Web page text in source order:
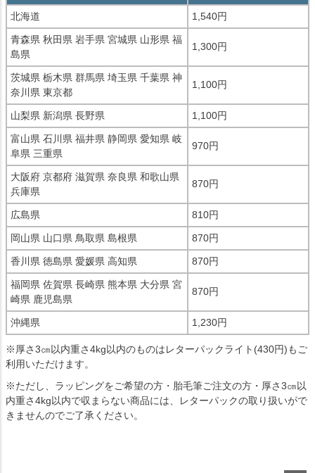
北海道 1,540円
青森県 秋田県 岩手県 宮城県 山形県 福
島県
1,300円
茨城県 栃木県 群馬県 埼玉県 千葉県 神
奈川県 東京都
1,100円
山梨県 新潟県 長野県 1,100円
富山県 石川県 福井県 静岡県 愛知県 岐
阜県 三重県
970円
大阪府 京都府 滋賀県 奈良県 和歌山県
兵庫県
870円
広島県 810円
岡山県 山口県 鳥取県 島根県 870円
香川県 徳島県 愛媛県 高知県 870円
福岡県 佐賀県 長崎県 熊本県 大分県 宮
崎県 鹿児島県
870円
沖縄県 1,230円
※厚さ3㎝以内重さ4kg以内のものはレターパックライト(430円)もご
利用いただけます。
※ただし、ラッピングをご希望の方・胎毛筆ご注文の方・厚さ3㎝以
内重さ4kg以内で収まらない商品には、レターパックの取り扱いがで
きませんのでご了承ください。